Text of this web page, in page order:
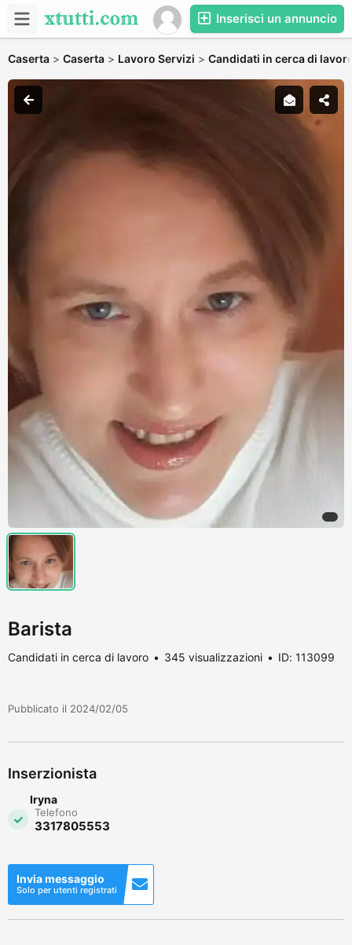
Inserisci un annuncio
Caserta > Caserta > Lavoro Servizi > Candidati in cerca di
Barista
Candidati in cerca di lavoro 345 visualizzazioni ID: 113099
Pubblicato il 2024/02/05
Inserzionista
Iryna
Telefono
3317805553
Invia messaggio
Solo per utenti registrati